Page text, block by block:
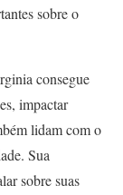
sobre o
consegue
impactar
lidam com o
Sua
sobre suas